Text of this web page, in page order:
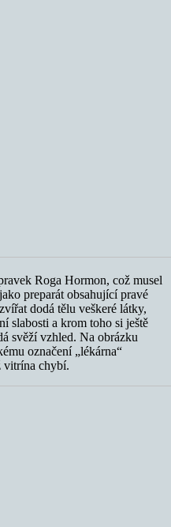
Roga Hormon, což musel
preparát obsahující pravé
dodá tělu veškeré látky,
slabosti a krom toho si ještě
svěží vzhled. Na obrázku
označení „lékárna“
vitrína chybí.